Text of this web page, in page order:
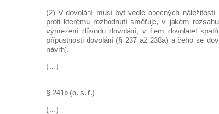
(2) V dovolání musí být vedle obecných náležitostí
proti kterému rozhodnutí směřuje, v jakém
vymezení důvodu dovolání, v čem dovolatel
přípustnosti dovolání (§ 237 až 238a) a čeho se
návrh).
(…)
§ 241b (o. s. ř.)
(…)